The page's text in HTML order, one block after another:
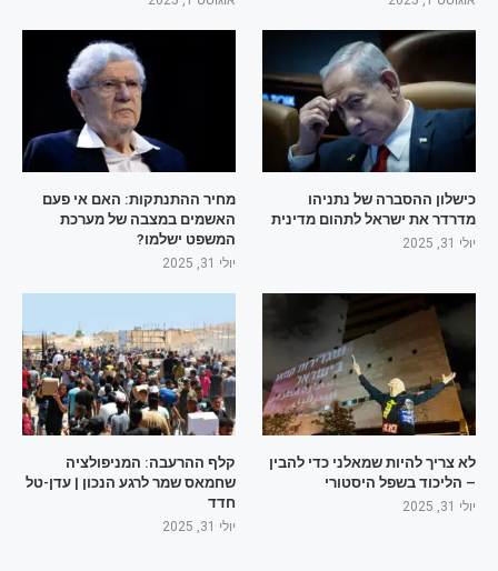
כישלון ההסברה של נתניהו
מדרדר את ישראל לתהום מדינית
יולי 31, 2025
מחיר ההתנתקות: האם אי פעם
האשמים במצבה של מערכת
המשפט ישלמו?
יולי 31, 2025
לא צריך להיות שמאלני כדי להבין
– הליכוד בשפל היסטורי
יולי 31, 2025
קלף ההרעבה: המניפולציה
שחמאס שמר לרגע הנכון | עדן-טל
חדד
יולי 31, 2025